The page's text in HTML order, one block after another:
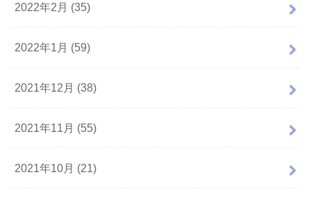
2022年2月 (35)
2022年1月 (59)
2021年12月 (38)
2021年11月 (55)
2021年10月 (21)